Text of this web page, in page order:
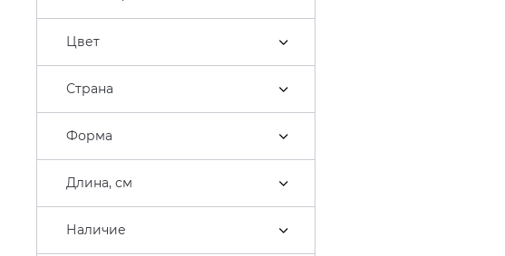
Цвет
Страна
Форма
Длина, см
Наличие